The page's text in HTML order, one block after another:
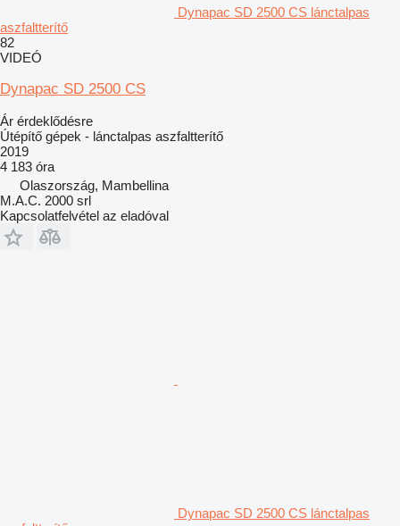
Dynapac SD 2500 CS lánctalpas
aszfaltterítő
82
VIDEÓ
Dynapac SD 2500 CS
Ár érdeklődésre
Útépítő gépek - lánctalpas aszfaltterítő
2019
4 183 óra
Olaszország, Mambellina
M.A.C. 2000 srl
Kapcsolatfelvétel az eladóval
Dynapac SD 2500 CS lánctalpas